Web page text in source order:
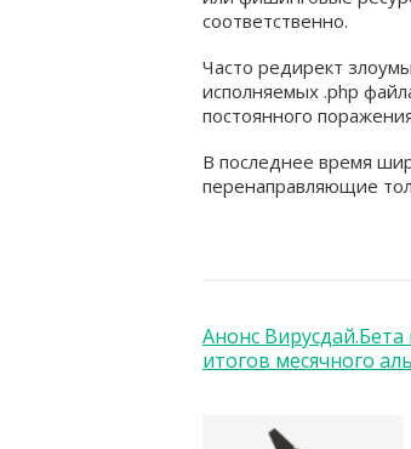
соответственно.
Часто редирект
исполняемых .php
постоянного
В последнее время
перенаправляющие
Анонс
итогов месячного